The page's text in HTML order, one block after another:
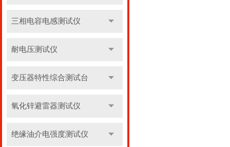
三相电容电感测试仪
耐电压测试仪
变压器特性综合测试台
氧化锌避雷器测试仪
绝缘油介电强度测试仪